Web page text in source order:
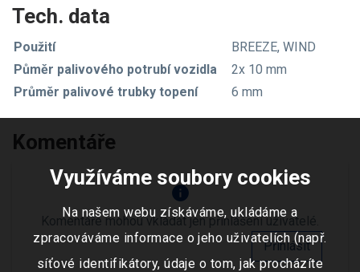
Tech. data
Použití
BREEZE, WIND
Půměr palivového potrubí vozidla
2x 10 mm
Průměr palivové trubky topení
6 mm
Komentáře
info
Komentáře mohou vkládat jen přihlášení uživatelé.
Přihlásit
Využíváme soubory cookies
Na našem webu získáváme, ukládáme a
zpracováváme informace o jeho uživatelích (např.
síťové identifikátory, údaje o tom, jak procházíte